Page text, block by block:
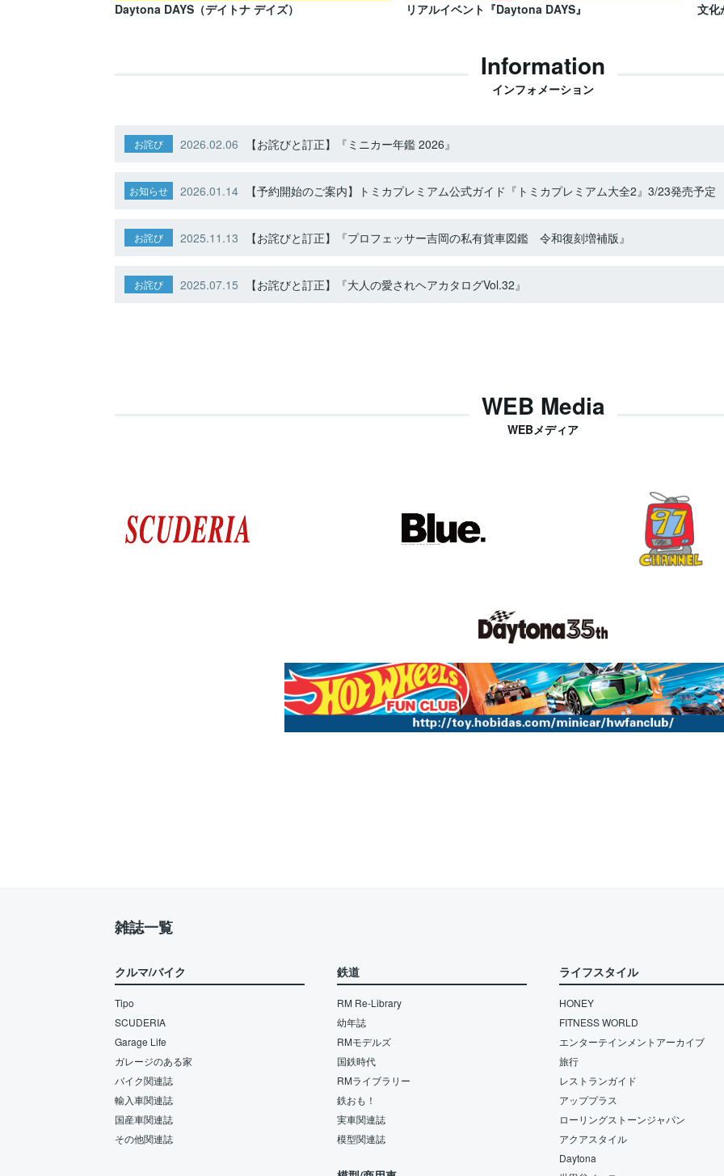
Daytona DAYS（デイトナ デイズ） リアルイベント『Daytona DAYS』 文化
Information
インフォメーション
お詫び 2026.02.06 【お詫びと訂正】『ミニカー年鑑 2026』
お知らせ 2026.01.14 【予約開始のご案内】トミカプレミアム公式ガイド『トミカプレミアム大全2』3/23発売予定
お詫び 2025.11.13 【お詫びと訂正】『プロフェッサー吉岡の私有貨車図鑑 令和復刻増補版』
お詫び 2025.07.15 【お詫びと訂正】『大人の愛されヘアカタログVol.32』
WEB Media
WEBメディア
雑誌一覧
クルマ/バイク
Tipo
SCUDERIA
Garage Life
ガレージのある家
バイク関連誌
輸入車関連誌
国産車関連誌
その他関連誌
鉄道
RM Re-Library
幼年誌
RMモデルズ
国鉄時代
RMライブラリー
鉄おも！
実車関連誌
模型関連誌
ライフスタイル
HONEY
FITNESS WORLD
エンターテインメントアーカイブ
旅行
レストランガイド
アッププラス
ローリングストーンジャパン
アクアスタイル
Daytona